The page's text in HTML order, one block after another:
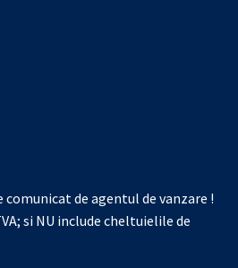
comunicat de agentul de vanzare !
si NU include cheltuielile de